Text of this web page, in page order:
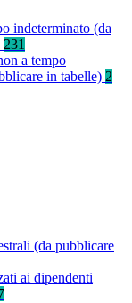
indeterminato (da
231
a tempo
in tabelle) 2
(da pubblicare
ai dipendenti